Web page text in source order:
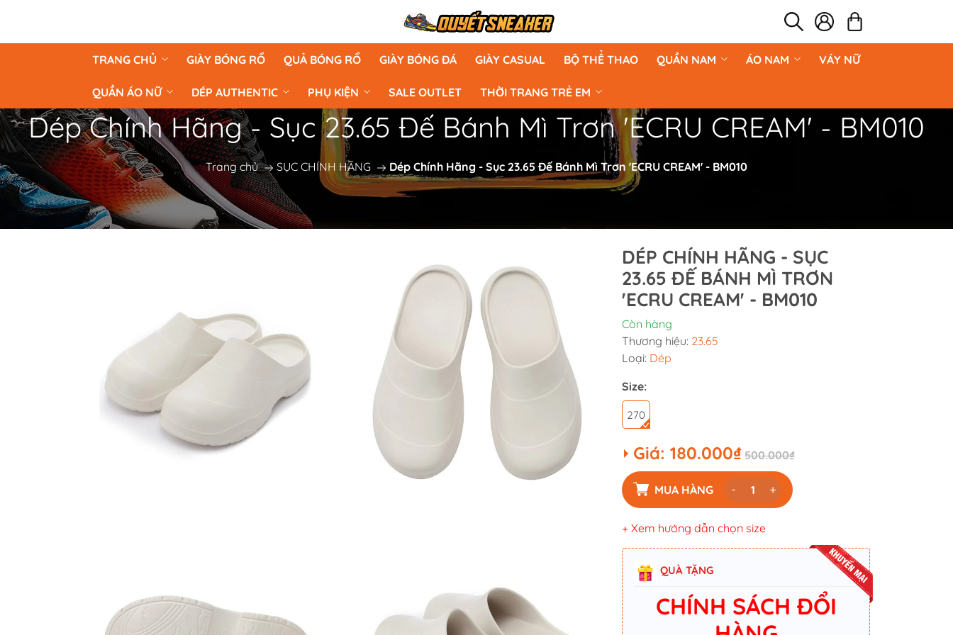
TRANG CHỦ GIÀY BÓNG RỔ QUẢ BÓNG RỔ GIÀY BÓNG ĐÁ GIÀY CASUAL BỘ THỂ THAO QUẦN NAM ÁO NAM VÁY NỮ
QUẦN ÁO NỮ DÉP AUTHENTIC PHỤ KIỆN SALE OUTLET THỜI TRANG TRẺ EM
Dép Chính Hãng - Sục 23.65 Đế Bánh Mì Trơn 'ECRU CREAM' - BM010
Trang chủ SỤC CHÍNH HÃNG Dép Chính Hãng - Sục 23.65 Đế Bánh Mì Trơn 'ECRU CREAM' - BM010
DÉP CHÍNH HÃNG - SỤC
23.65 ĐẾ BÁNH MÌ TRƠN
'ECRU CREAM' - BM010
Còn hàng
Thương hiệu: 23.65
Loại: Dép
Size:
270
Giá: 180.000₫ 500.000₫
MUA HÀNG - +
+ Xem hướng dẫn chọn size
QUÀ TẶNG
CHÍNH SÁCH ĐỔI